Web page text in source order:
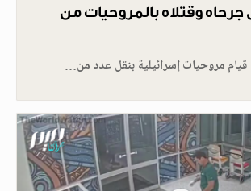
جرحاه وقتلاه بالمروحيات من
مروحيات إسرائيلية بنقل عدد من…